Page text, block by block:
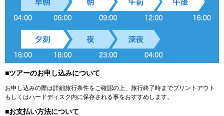
■ツアーのお申し込みについて
お申し込みの際は詳細旅行条件をご確認の上、旅行終了時までプリントアウト
もしくはハードディスク内に保存される事をおすすめします。
■お支払い方法について